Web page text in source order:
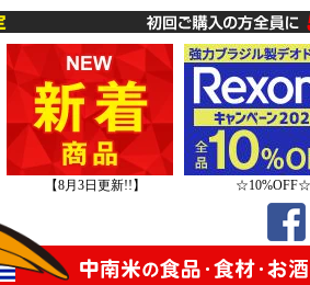
【8月3日更新!!】 ☆10%OFF☆